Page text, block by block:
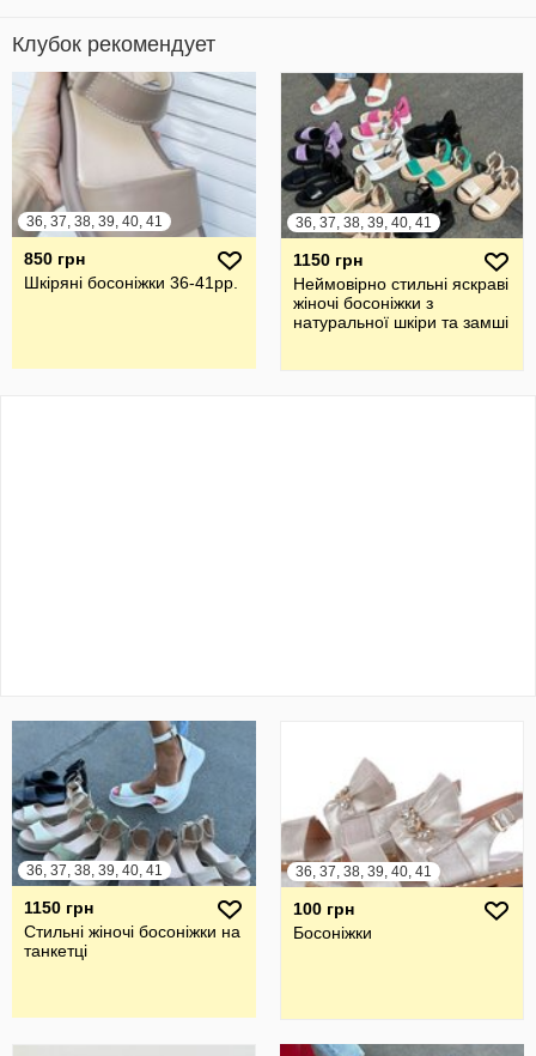
Клубок рекомендует
36, 37, 38, 39, 40, 41
850 грн
Шкіряні босоніжки 36-41рр.
36, 37, 38, 39, 40, 41
1150 грн
Неймовірно стильні яскраві
жіночі босоніжки з
натуральної шкіри та замші
36, 37, 38, 39, 40, 41
1150 грн
Стильні жіночі босоніжки на
танкетці
36, 37, 38, 39, 40, 41
100 грн
Босоніжки